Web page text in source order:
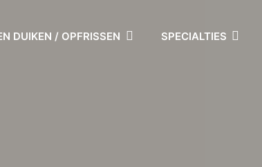
DUIKEN / OPFRISSEN SPECIALTIES